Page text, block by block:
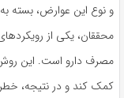
و نوع این عوارض، بسته
محققان، یکی از
مصرف دارو است. این روش
کمک کند و در نتیجه،